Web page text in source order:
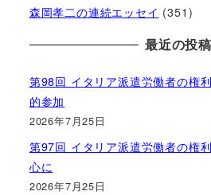
森岡孝二の連続エッセイ (351)
最近の投稿
第98回 イタリア派遣労働者の権
的参加
2026年7月25日
第97回 イタリア派遣労働者の権
心に
2026年7月25日